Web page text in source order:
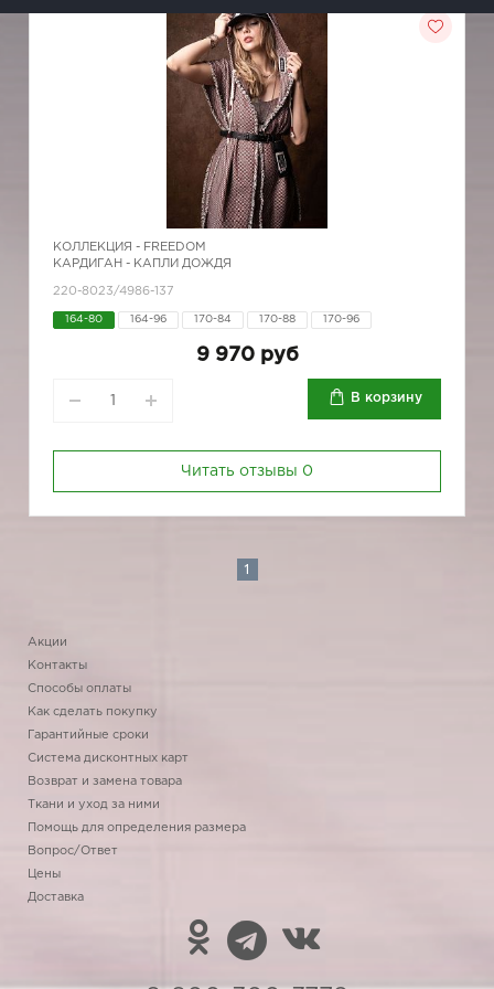
КОЛЛЕКЦИЯ - FREEDOM
КАРДИГАН - КАПЛИ ДОЖДЯ
220-8023/4986-137
164-80 164-96 170-84 170-88 170-96
9 970 руб
В корзину
Читать отзывы 0
1
Акции
Контакты
Способы оплаты
Как сделать покупку
Гарантийные сроки
Система дисконтных карт
Возврат и замена товара
Ткани и уход за ними
Помощь для определения размера
Вопрос/Ответ
Цены
Доставка